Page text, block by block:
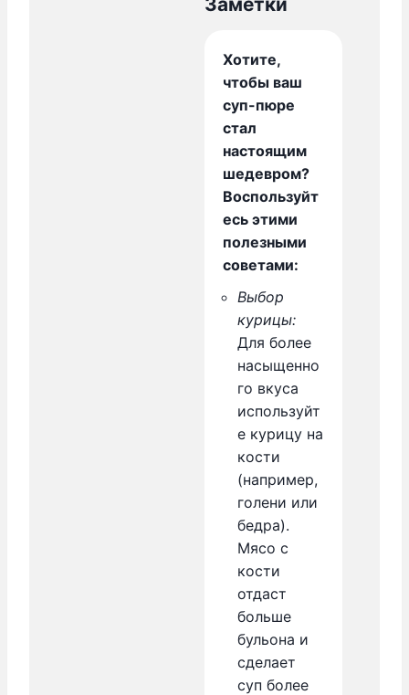
Хотите,
чтобы ваш
суп-пюре
стал
настоящим
шедевром?
Воспользуйт
есь этими
полезными
советами:
Выбор
курицы:
Для более
насыщенно
го вкуса
используйт
е курицу на
кости
(например,
голени или
бедра).
Мясо с
кости
отдаст
больше
бульона и
сделает
суп более